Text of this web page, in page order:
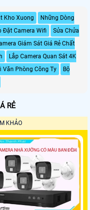
Kho Xuong
Những Dòng
Đặt Camera Wifi
Sửa Chửa
Giám Sát Giá Rẻ Chất
Lắp Camera Quan Sát 4K
Văn Phòng Công Ty
Bộ
RẺ
KHẢO